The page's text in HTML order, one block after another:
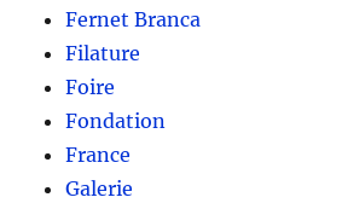
Fernet Branca
Filature
Foire
Fondation
France
Galerie